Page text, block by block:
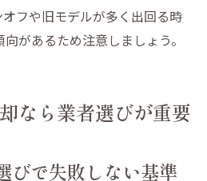
フや旧モデルが多く出回る時
があるため注意しましょう。
なら業者選びが重要
びで失敗しない基準